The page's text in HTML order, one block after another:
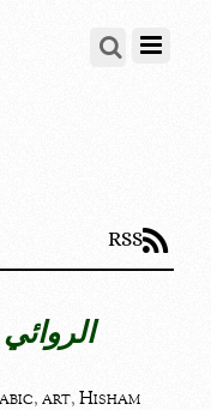
RSS
الروائي
,art,Hisham